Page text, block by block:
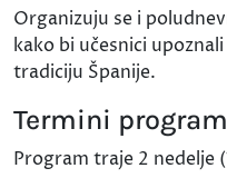
Organizuju se i
kako bi učesnici
tradiciju Španije.
Termini
Program traje 2 nedelje